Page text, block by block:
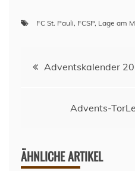
FC St. Pauli, FCSP, Lage am
Adventskalender
Advents-
ÄHNLICHE ARTIKEL